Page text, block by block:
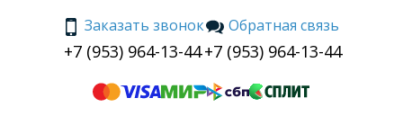
Заказать звонок
+7 (953) 964-13-44
Обратная связь
+7 (953) 964-13-44